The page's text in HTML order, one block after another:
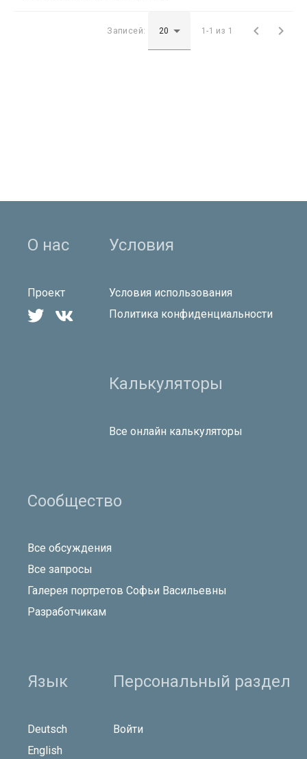
Записей: 1-1 из 1  
О нас
Проект
 
Условия
Условия использования
Политика конфиденциальности
Калькуляторы
Все онлайн калькуляторы
Сообщество
Все обсуждения
Все запросы
Галерея портретов Софьи Васильевны
Разработчикам
Язык
Deutsch
English
Персональный раздел
Войти